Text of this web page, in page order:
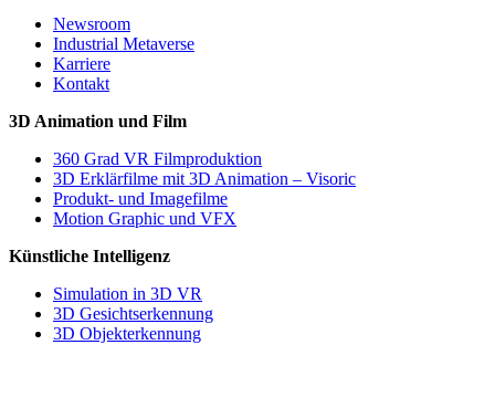
Newsroom
Industrial Metaverse
Karriere
Kontakt
3D Animation und Film
360 Grad VR Filmproduktion
3D Erklärfilme mit 3D Animation – Visoric
Produkt- und Imagefilme
Motion Graphic und VFX
Künstliche Intelligenz
Simulation in 3D VR
3D Gesichtserkennung
3D Objekterkennung